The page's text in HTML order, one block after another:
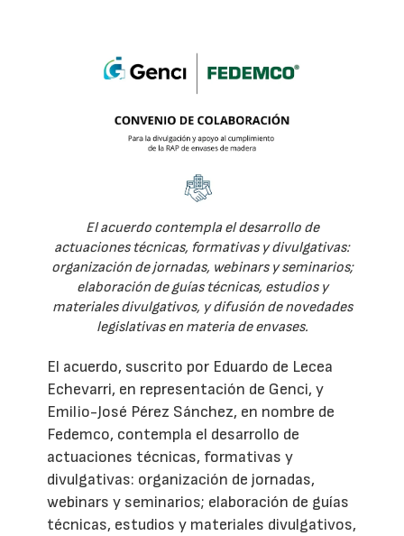
El acuerdo contempla el desarrollo de
actuaciones técnicas, formativas y divulgativas:
organización de jornadas, webinars y seminarios;
elaboración de guías técnicas, estudios y
materiales divulgativos, y difusión de novedades
legislativas en materia de envases.
El acuerdo, suscrito por Eduardo de Lecea
Echevarri, en representación de Genci, y
Emilio-José Pérez Sánchez, en nombre de
Fedemco, contempla el desarrollo de
actuaciones técnicas, formativas y
divulgativas: organización de jornadas,
webinars y seminarios; elaboración de guías
técnicas, estudios y materiales divulgativos,